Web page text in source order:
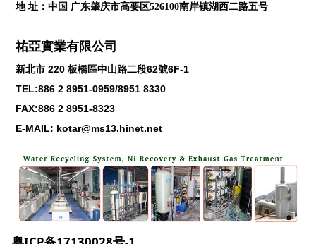
地 址：中国 广东肇庆市高要区526100南岸镇湖西二路五号
祐亞實業有限公司
新北市220 板橋區中山路二段62號6F-1
TEL:886 2 8951-0959/8951 8330
FAX:886 2 8951-8323
E-MAIL: kotar@ms13.hinet.net